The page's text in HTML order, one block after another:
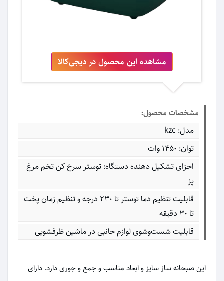
مشاهده این محصول در دیجی‌کالا
مشخصات محصول:
مدل: kzc
توان: 1450 وات
اجزای تشکیل دهنده دستگاه: توستر سرخ کن تخم مرغ
پز
قابلیت تنظیم دما توستر تا 230 درجه و تنظیم زمان پخت
تا 30 دقیقه
قابلیت شست‌وشوی لوازم جانبی در ماشین ظرفشویی
این صبحانه ساز سایز و ابعاد مناسب و جمع و جوری دارد. دارای